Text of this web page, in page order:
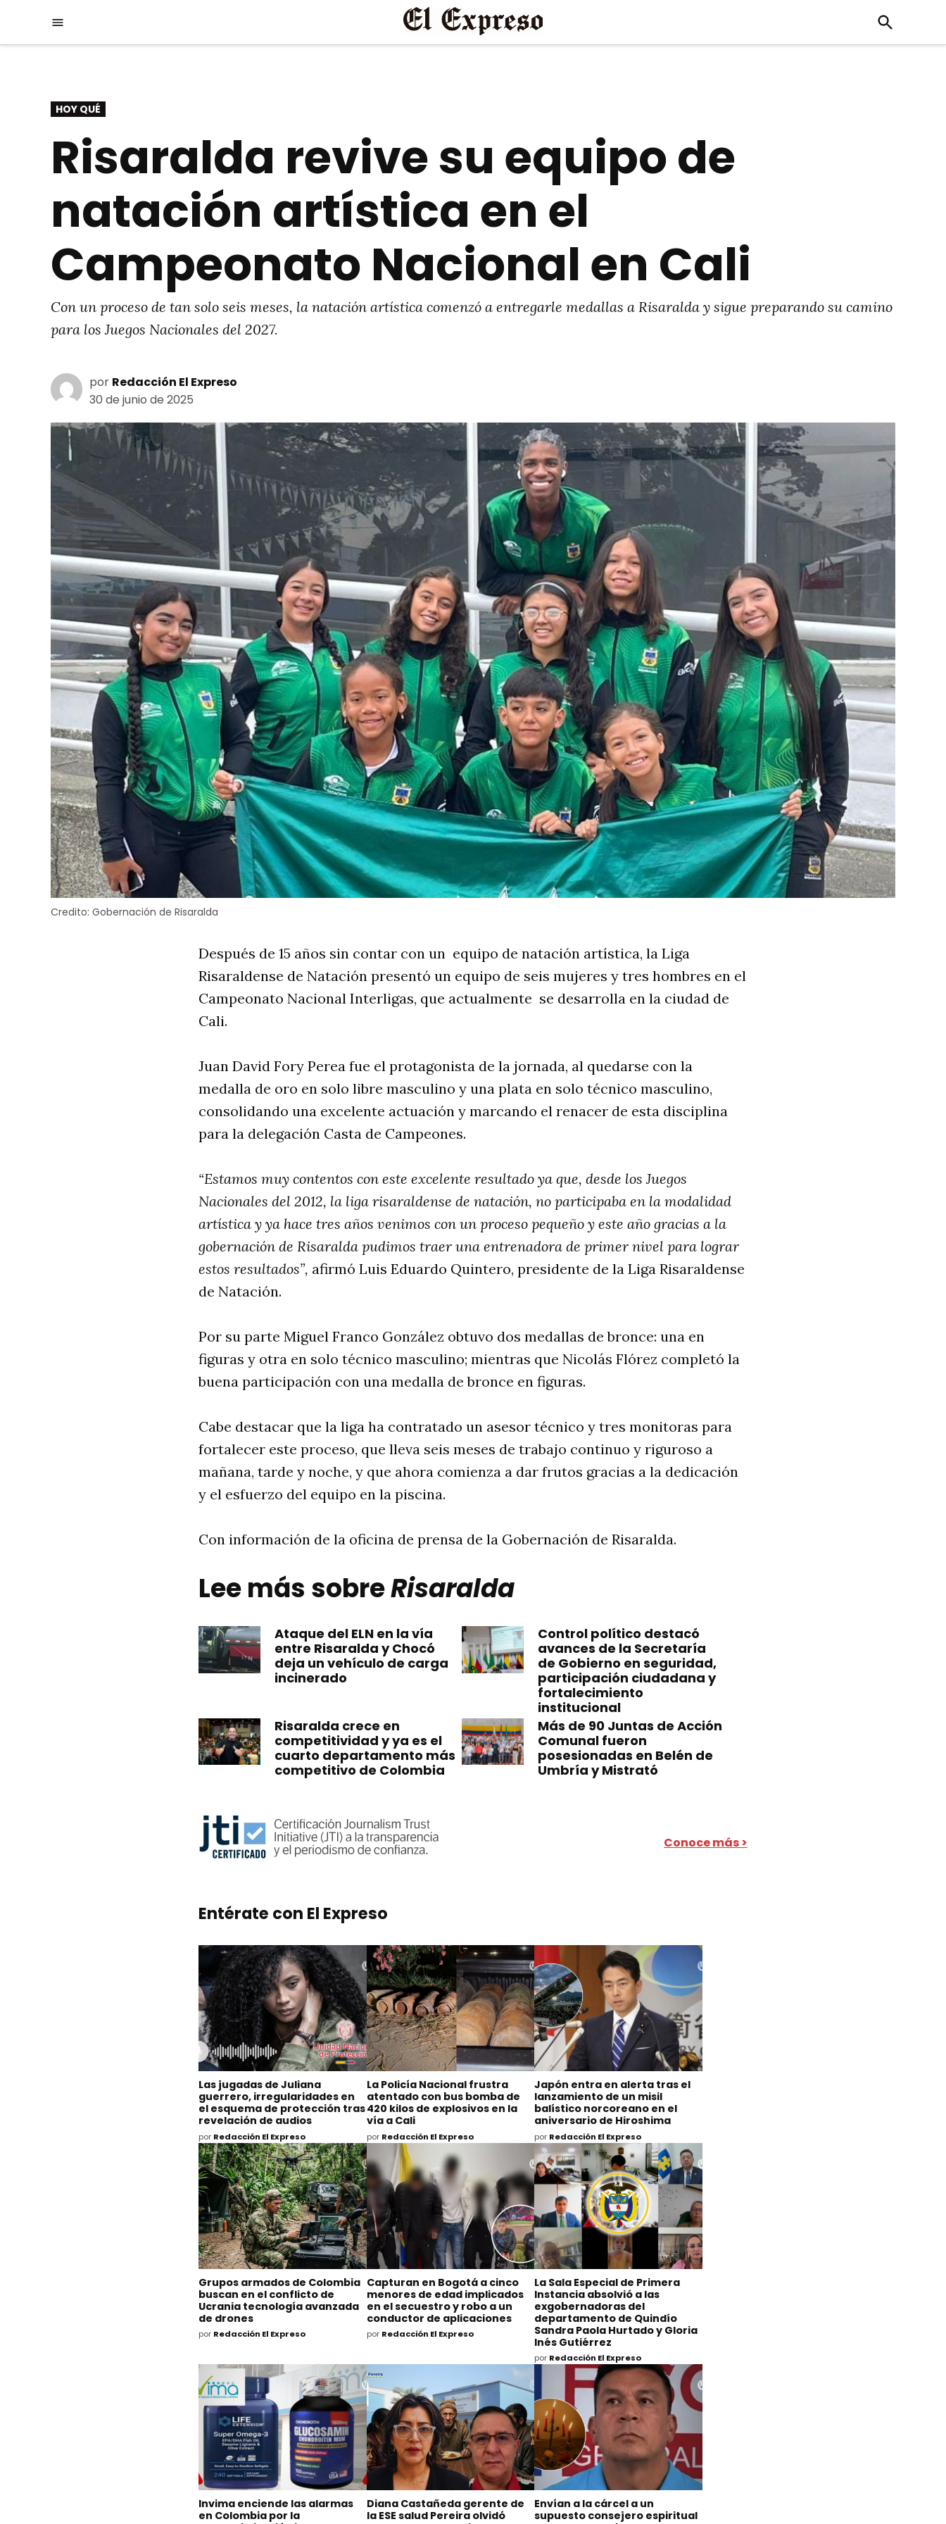
Menú
Open
Search
PUBLICADO
EN
HOY QUÉ
Risaralda revive su equipo de
natación artística en el
Campeonato Nacional en Cali
Con un proceso de tan solo seis meses, la natación artística comenzó a entregarle medallas a Risaralda y sigue preparando su camino
para los Juegos Nacionales del 2027.
por Redacción El Expreso
30 de junio de 2025
Credito: Gobernación de Risaralda
Después de 15 años sin contar con un equipo de natación artística, la Liga
Risaraldense de Natación presentó un equipo de seis mujeres y tres hombres en el
Campeonato Nacional Interligas, que actualmente se desarrolla en la ciudad de
Cali.
Juan David Fory Perea fue el protagonista de la jornada, al quedarse con la
medalla de oro en solo libre masculino y una plata en solo técnico masculino,
consolidando una excelente actuación y marcando el renacer de esta disciplina
para la delegación Casta de Campeones.
“Estamos muy contentos con este excelente resultado ya que, desde los Juegos
Nacionales del 2012, la liga risaraldense de natación, no participaba en la modalidad
artística y ya hace tres años venimos con un proceso pequeño y este año gracias a la
gobernación de Risaralda pudimos traer una entrenadora de primer nivel para lograr
estos resultados”, afirmó Luis Eduardo Quintero, presidente de la Liga Risaraldense
de Natación.
Por su parte Miguel Franco González obtuvo dos medallas de bronce: una en
figuras y otra en solo técnico masculino; mientras que Nicolás Flórez completó la
buena participación con una medalla de bronce en figuras.
Cabe destacar que la liga ha contratado un asesor técnico y tres monitoras para
fortalecer este proceso, que lleva seis meses de trabajo continuo y riguroso a
mañana, tarde y noche, y que ahora comienza a dar frutos gracias a la dedicación
y el esfuerzo del equipo en la piscina.
Con información de la oficina de prensa de la Gobernación de Risaralda.
Lee más sobreRisaralda
Ataque del ELN en la vía
entre Risaralda y Chocó
deja un vehículo de carga
incinerado
Control político destacó
avances de la Secretaría
de Gobierno en seguridad,
participación ciudadana y
fortalecimiento
institucional
Risaralda crece en
competitividad y ya es el
cuarto departamento más
competitivo de Colombia
Más de 90 Juntas de Acción
Comunal fueron
posesionadas en Belén de
Umbría y Mistrató
Conoce más >
Entérate con El Expreso
Las jugadas de Juliana
guerrero, irregularidades en
el esquema de protección tras
revelación de audios
por Redacción El Expreso
La Policía Nacional frustra
atentado con bus bomba de
420 kilos de explosivos en la
vía a Cali
por Redacción El Expreso
Japón entra en alerta tras el
lanzamiento de un misil
balístico norcoreano en el
aniversario de Hiroshima
por Redacción El Expreso
Grupos armados de Colombia
buscan en el conflicto de
Ucrania tecnología avanzada
de drones
por Redacción El Expreso
Capturan en Bogotá a cinco
menores de edad implicados
en el secuestro y robo a un
conductor de aplicaciones
por Redacción El Expreso
La Sala Especial de Primera
Instancia absolvió a las
exgobernadoras del
departamento de Quindío
Sandra Paola Hurtado y Gloria
Inés Gutiérrez
por Redacción El Expreso
Invima enciende las alarmas
en Colombia por la
Diana Castañeda gerente de
la ESE salud Pereira olvidó
Envían a la cárcel a un
supuesto consejero espiritual